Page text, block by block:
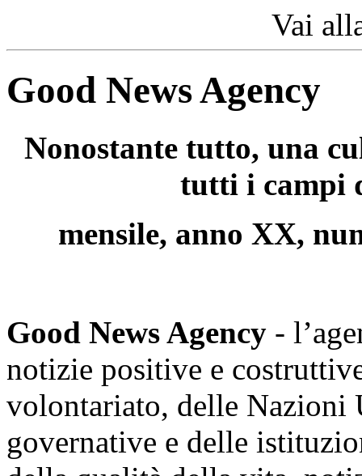
Vai
Good News Agency
Nonostante tutto, una
tutti i campi
mensile, anno XX,
Good News Agency -
notizie positive e
volontariato, delle Nazioni
governative e delle